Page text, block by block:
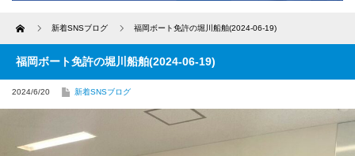
Home 新着SNSブログ 福岡ボート免許の堀川船舶(2024-06-19)
福岡ボート免許の堀川船舶(2024-06-19)
2024/6/20 新着SNSブログ